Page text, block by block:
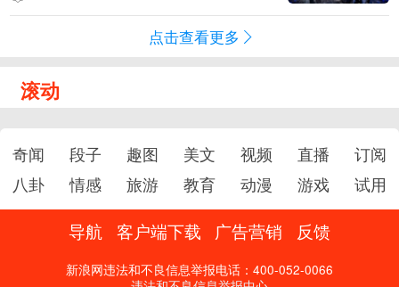
点击查看更多
滚动
奇闻 段子 趣图 美文 视频 直播
订阅
八卦
情感 旅游 教育 动漫 游戏 试用
导航 客户端下载 广告营销 反馈
新浪网违法和不良信息举报电话：400-052-0066